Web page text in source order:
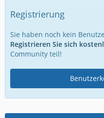
Registrierung
Sie haben noch kein
Registrieren Sie sich
Community teil!